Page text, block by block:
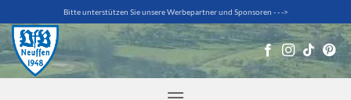
Inhalt
springen
Bitte unterstützen Sie unsere Werbepartner und Sponsoren - - ->